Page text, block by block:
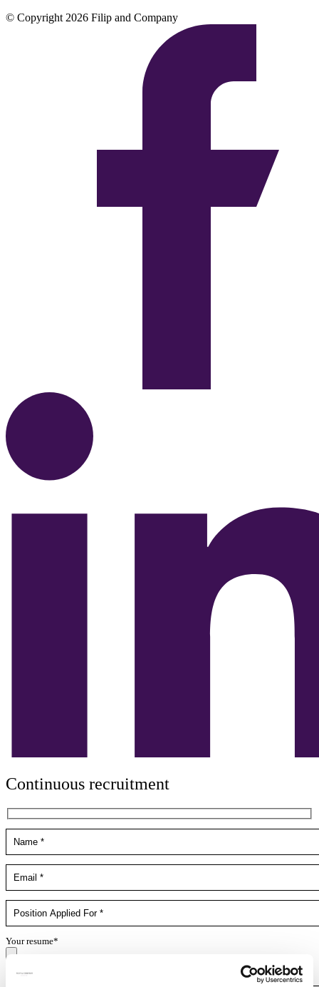
© Copyright 2026 Filip and Company
Continuous recruitment
Your resume*
doc,docx,pdf,odc file types with 4mb maximum size